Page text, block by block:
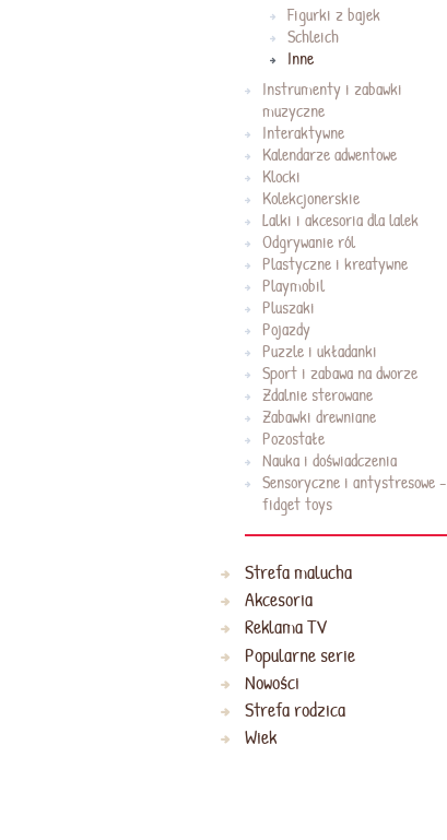
Figurki z bajek
Schleich
Inne
Instrumenty i zabawki
muzyczne
Interaktywne
Kalendarze adwentowe
Klocki
Kolekcjonerskie
Lalki i akcesoria dla lalek
Odgrywanie ról
Plastyczne i kreatywne
Playmobil
Pluszaki
Pojazdy
Puzzle i układanki
Sport i zabawa na dworze
Zdalnie sterowane
Zabawki drewniane
Pozostałe
Nauka i doświadczenia
Sensoryczne i antystresowe -
fidget toys
Strefa malucha
Akcesoria
Reklama TV
Popularne serie
Nowości
Strefa rodzica
Wiek